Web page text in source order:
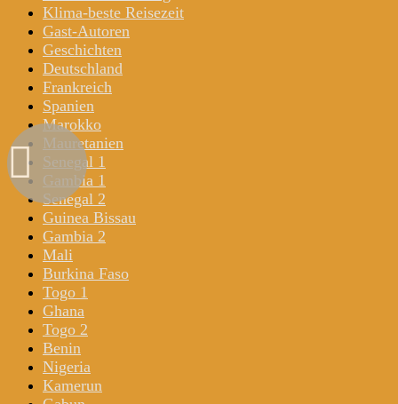
Klima-beste Reisezeit
Gast-Autoren
Geschichten
Deutschland
Frankreich
Spanien
Marokko
Mauretanien
Senegal 1
Gambia 1
Senegal 2
Guinea Bissau
Gambia 2
Mali
Burkina Faso
Togo 1
Ghana
Togo 2
Benin
Nigeria
Kamerun